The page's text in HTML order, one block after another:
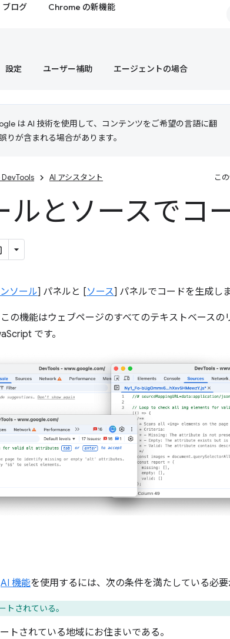
ブログ Chrome の新機能
設定 ユーザー補助 エージェントの場合
は AI 技術を使用して、コンテンツをご希望の言語に翻
りが含まれる場合があります。
AI アシスタント こ
ルとソースでコ
ソール] パネルと [ソース] パネルでコードを生成し
の機能はウェブページのすべてのテキストベースの
です。
AI 機能を使用するには、次の条件を満たしている必
トされている。
トされている地域にお住まいである。